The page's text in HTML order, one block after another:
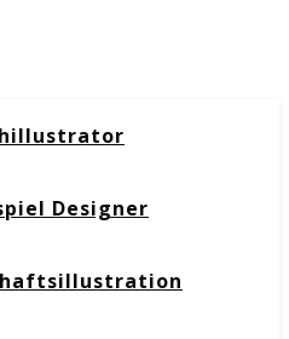
Designer